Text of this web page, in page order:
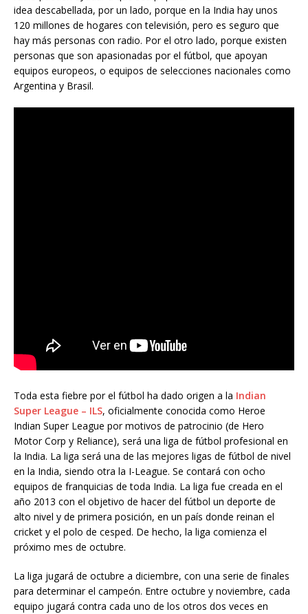
idea descabellada, por un lado, porque en la India hay unos
120 millones de hogares con televisión, pero es seguro que
hay más personas con radio. Por el otro lado, porque existen
personas que son apasionadas por el fútbol, que apoyan
equipos europeos, o equipos de selecciones nacionales como
Argentina y Brasil.
Toda esta fiebre por el fútbol ha dado origen a la Indian
Super League – ILS, oficialmente conocida como Heroe
Indian Super League por motivos de patrocinio (de Hero
Motor Corp y Reliance), será una liga de fútbol profesional en
la India. La liga será una de las mejores ligas de fútbol de nivel
en la India, siendo otra la I-League. Se contará con ocho
equipos de franquicias de toda India. La liga fue creada en el
año 2013 con el objetivo de hacer del fútbol un deporte de
alto nivel y de primera posición, en un país donde reinan el
cricket y el polo de cesped. De hecho, la liga comienza el
próximo mes de octubre.
La liga jugará de octubre a diciembre, con una serie de finales
para determinar el campeón. Entre octubre y noviembre, cada
equipo jugará contra cada uno de los otros dos veces en